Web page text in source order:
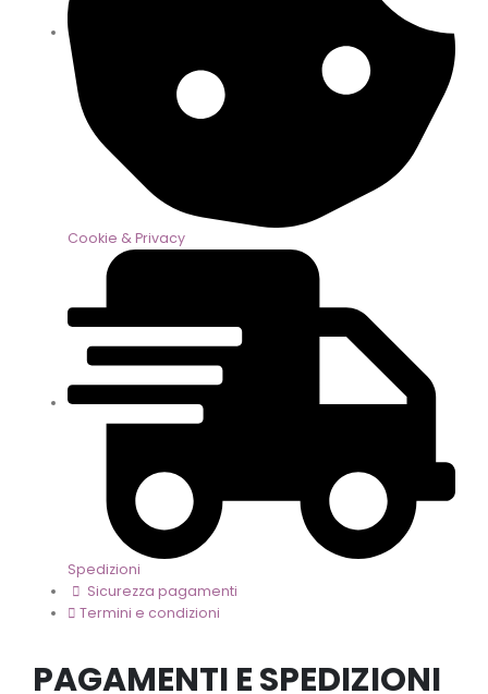
Cookie & Privacy
Spedizioni
Sicurezza pagamenti
Termini e condizioni
PAGAMENTI E SPEDIZIONI